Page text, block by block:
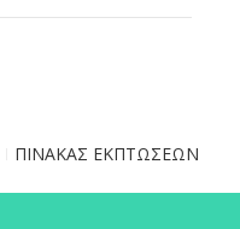
ΠΙΝΑΚΑΣ ΕΚΠΤΩΣΕΩΝ